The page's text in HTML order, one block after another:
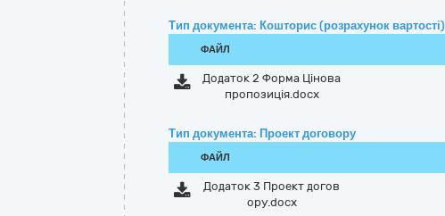
Тип документа: Кошторис (розрахунок вартості)
ФАЙЛ
Додаток 2 Форма Цінова
пропозиція.docx
Тип документа: Проект договору
ФАЙЛ
Додаток 3 Проект догов
ору.docx